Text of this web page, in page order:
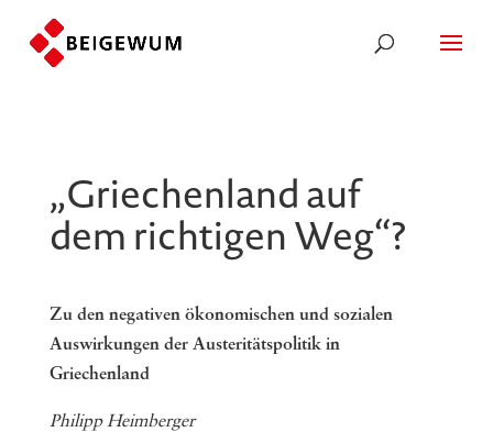
„Griechenland auf
dem richtigen Weg“?
Zu den negativen ökonomischen und sozialen
Auswirkungen der Austeritätspolitik in
Griechenland
Philipp Heimberger